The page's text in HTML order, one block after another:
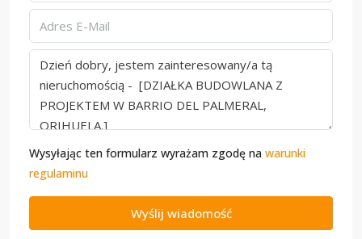
Wysyłając ten formularz wyrażam zgodę na warunki
regulaminu
Wyślij wiadomość